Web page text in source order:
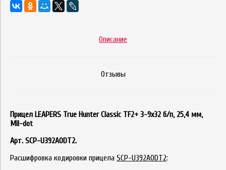
Описание
Отзывы
Прицел LEAPERS True Hunter Classic TF2+ 3-9x32 б/п, 25,4 мм,
Mil-dot
Арт. SCP-U392AODT2.
Расшифровка кодировки прицела SCP-U392AODT2: